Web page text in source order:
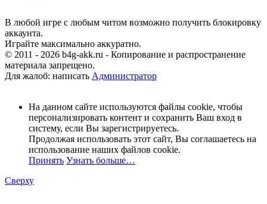
В любой игре с любым читом возможно получить блокировку
аккаунта.
Играйте максимально аккуратно.
© 2011 - 2026 b4g-akk.ru - Копирование и распространение
материала запрещено.
Для жалоб: написать Администратор
На данном сайте используются файлы cookie, чтобы
персонализировать контент и сохранить Ваш вход в
систему, если Вы зарегистрируетесь.
Продолжая использовать этот сайт, Вы соглашаетесь на
использование наших файлов cookie.
Принять Узнать больше…
Сверху